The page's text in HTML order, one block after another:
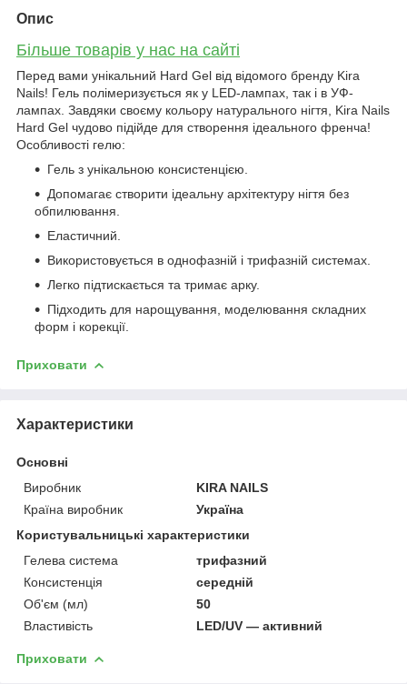
Опис
Більше товарів у нас на сайті
Перед вами унікальний Hard Gel від відомого бренду Kira
Nails! Гель полімеризується як у LED-лампах, так і в УФ-
лампах. Завдяки своєму кольору натурального нігтя, Kira Nails
Hard Gel чудово підійде для створення ідеального френча!
Особливості гелю:⠀
Гель з унікальною консистенцією.
Допомагає створити ідеальну архітектуру нігтя без
обпилювання.
Еластичний.
Використовується в однофазній і трифазній системах.
Легко підтискається та тримає арку.
Підходить для нарощування, моделювання складних
форм і корекції.
Приховати
Характеристики
Основні
Виробник
KIRA NAILS
Країна виробник
Україна
Користувальницькі характеристики
Гелева система
трифазний
Консистенція
середній
Об'єм (мл)
50
Властивість
LED/UV — активний
Приховати